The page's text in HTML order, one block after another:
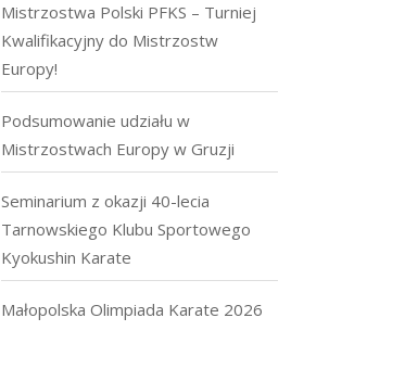
Mistrzostwa Polski PFKS – Turniej
Kwalifikacyjny do Mistrzostw
Europy!
Podsumowanie udziału w
Mistrzostwach Europy w Gruzji
Seminarium z okazji 40-lecia
Tarnowskiego Klubu Sportowego
Kyokushin Karate
Małopolska Olimpiada Karate 2026